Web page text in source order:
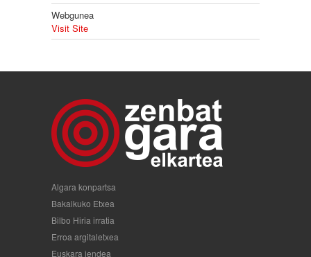
Webgunea
Visit Site
Algara konpartsa
Bakaikuko Etxea
Bilbo Hiria irratia
Erroa argitaletxea
Euskara jendea